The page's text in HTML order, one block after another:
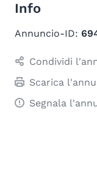
Info
Annuncio-ID:
Condividi
Scarica
Segnala